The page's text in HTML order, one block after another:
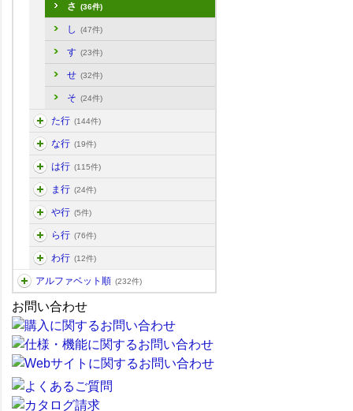
さ (36件)
し (47件)
す (23件)
せ (32件)
そ (24件)
た行 (144件)
な行 (19件)
は行 (115件)
ま行 (24件)
や行 (5件)
ら行 (76件)
わ行 (12件)
アルファベット順 (232件)
お問い合わせ